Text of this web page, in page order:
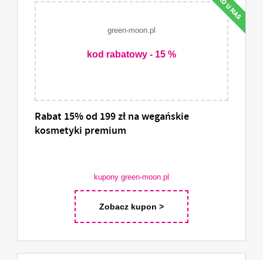
green-moon.pl
kod rabatowy - 15 %
Rabat 15% od 199 zł na wegańskie
kosmetyki premium
kupony green-moon.pl
Zobacz kupon >